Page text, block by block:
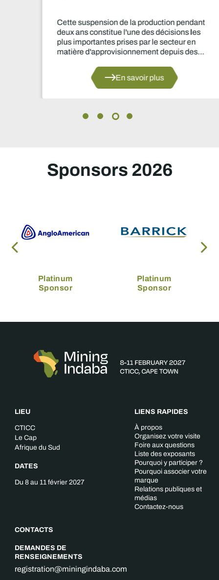
Cette suspension de la production pendant
deux ans constitue l'une des décisions les
plus importantes prises par le secteur en
matière d'approvisionnement depuis des
En savoir plus
Sponsors 2026
Platinum
Sponsor
Platinum
Sponsor
LIEU
CTICC
Le Cap
Afrique du Sud
DATES
Du 8 au 11 février 2027
CONTACTS
DEMANDES DE
RENSEIGNEMENTS
registration@miningindaba.com
LIENS RAPIDES
À propos
Organisez votre visite
Foire aux questions
Liste des exposants
Pourquoi y participer ?
Pourquoi associer votre
marque
Relations publiques et
médias
Contactez-nous